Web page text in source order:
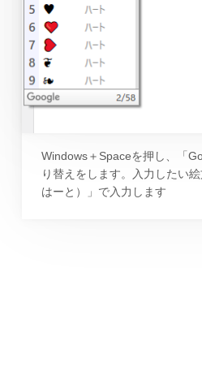
Windows＋Spaceを押し、「
り替えをします。入力したい
はーと）」で入力します